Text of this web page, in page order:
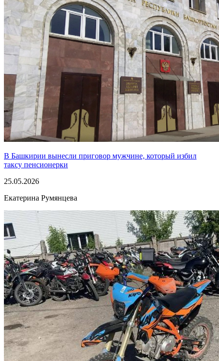
В Башкирии вынесли приговор мужчине, который избил
таксу пенсионерки
25.05.2026
Екатерина Румянцева